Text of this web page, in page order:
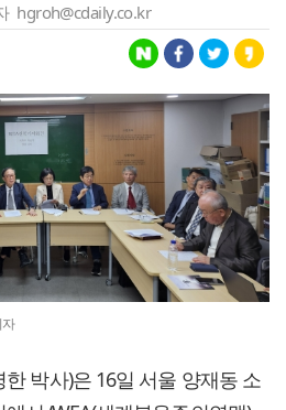
hgroh@cdaily.co.kr
박사)은 16일 서울 양재동 소